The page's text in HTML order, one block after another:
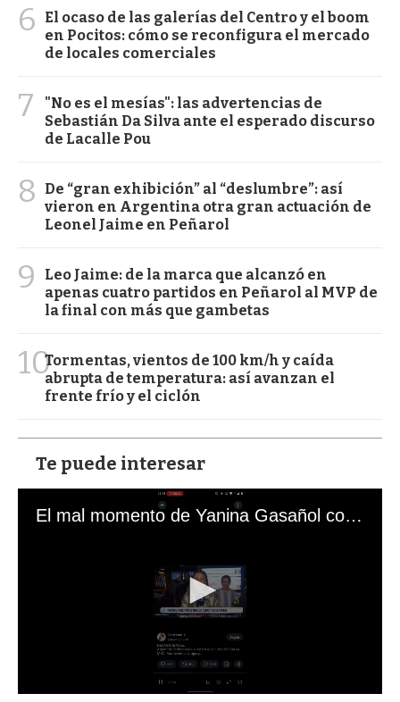
6
El ocaso de las galerías del Centro y el boom
en Pocitos: cómo se reconfigura el mercado
de locales comerciales
7
"No es el mesías": las advertencias de
Sebastián Da Silva ante el esperado discurso
de Lacalle Pou
8
De “gran exhibición” al “deslumbre”: así
vieron en Argentina otra gran actuación de
Leonel Jaime en Peñarol
9
Leo Jaime: de la marca que alcanzó en
apenas cuatro partidos en Peñarol al MVP de
la final con más que gambetas
10Tormentas, vientos de 100 km/h y caída
abrupta de temperatura: así avanzan el
frente frío y el ciclón
Te puede interesar
El mal momento de Yanina Gasañol con un hincha argentino en "Subrayado"